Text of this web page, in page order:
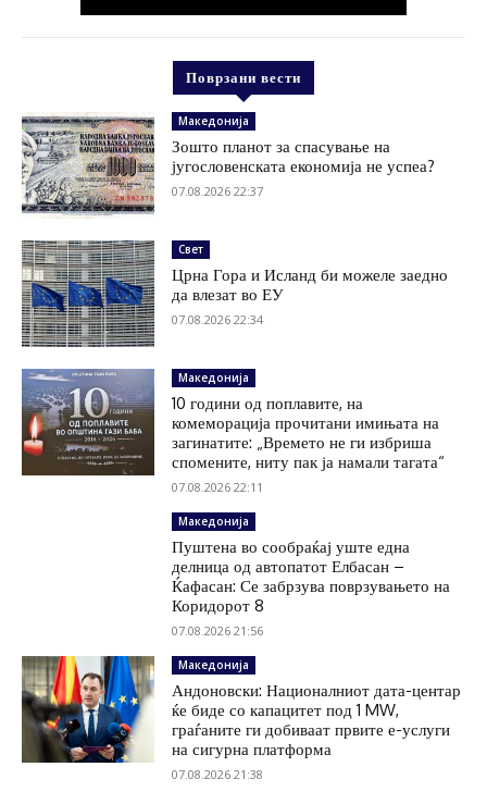
Поврзани вести
Македонија
Зошто планот за спасување на
југословенската економија не успеа?
07.08.2026 22:37
Свет
Црна Гора и Исланд би можеле заедно
да влезат во ЕУ
07.08.2026 22:34
Македонија
10 години од поплавите, на
комеморација прочитани имињата на
загинатите: „Времето не ги избриша
спомените, ниту пак ја намали тагата“
07.08.2026 22:11
Македонија
Пуштена во сообраќај уште една
делница од автопатот Елбасан –
Ќафасан: Се забрзува поврзувањето на
Коридорот 8
07.08.2026 21:56
Македонија
Андоновски: Националниот дата-центар
ќе биде со капацитет под 1 MW,
граѓаните ги добиваат првите е-услуги
на сигурна платформа
07.08.2026 21:38